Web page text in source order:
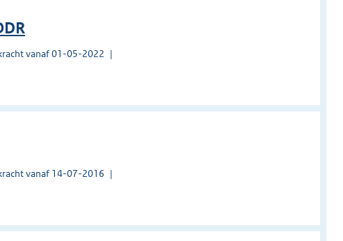
vanaf 01-05-2022
vanaf 14-07-2016